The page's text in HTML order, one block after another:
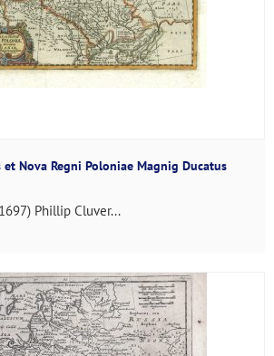
et Nova Regni Poloniae Magnig Ducatus
Phillip Cluver...